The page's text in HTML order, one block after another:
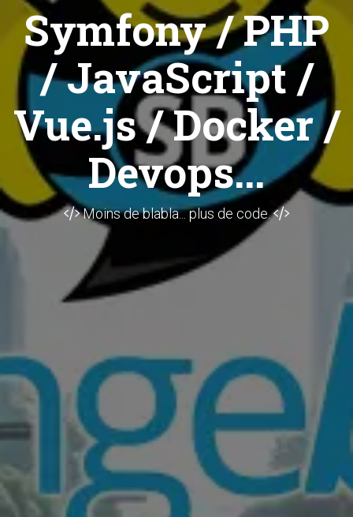
Symfony / PHP
/ JavaScript /
Vue.js / Docker /
Devops...
Moins de blabla... plus de code.